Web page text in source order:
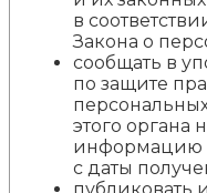
в
Закона о
сообщать в
по защите
этого органа
информацию
с даты
публиковать